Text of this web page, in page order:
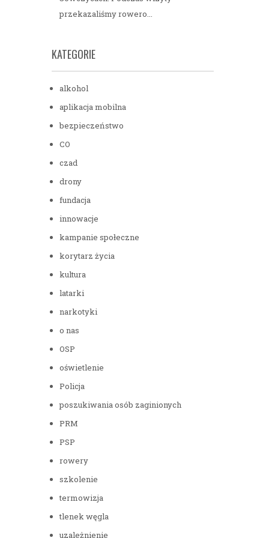
przekazaliśmy rowero...
KATEGORIE
alkohol
aplikacja mobilna
bezpieczeństwo
CO
czad
drony
fundacja
innowacje
kampanie społeczne
korytarz życia
kultura
latarki
narkotyki
o nas
OSP
oświetlenie
Policja
poszukiwania osób zaginionych
PRM
PSP
rowery
szkolenie
termowizja
tlenek węgla
uzależnienie